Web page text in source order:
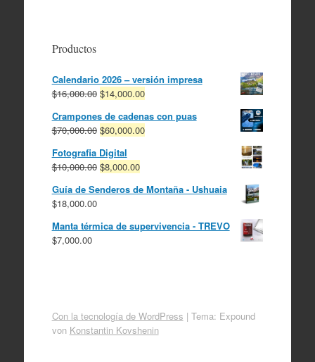
Productos
Calendario 2026 – versión impresa
$16,000.00 El
original
era:
$16,000.00.
$14,000.00El
actual
es:
Crampones de cadenas con puas
$70,000.00 El
original
era:
$70,000.00.
$60,000.00El
$60,000.00.
Fotografia Digital
$10,000.00 El
original
$10,000.00.
$8,000.00El
actual
$8,000.00.
Guía de Senderos de Montaña - Ushuaia
$18,000.00
Manta térmica de supervivencia - TREVO
$7,000.00
Con la tecnología de WordPress | Tema: Expound
von Konstantin Kovshenin